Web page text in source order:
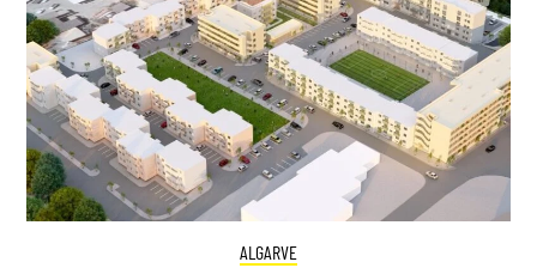
ALGARVE